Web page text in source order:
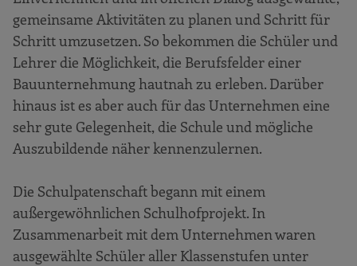
gemeinsame Aktivitäten zu planen und Schritt für
Schritt umzusetzen. So bekommen die Schüler und
Lehrer die Möglichkeit, die Berufsfelder einer
Bauunternehmung hautnah zu erleben. Darüber
hinaus ist es aber auch für das Unternehmen eine
sehr gute Gelegenheit, die Schule und mögliche
Auszubildende näher kennenzulernen.
Die Schulpatenschaft begann mit einem
außergewöhnlichen Schulhofprojekt. In
Zusammenarbeit mit dem Unternehmen waren
ausgewählte Schüler aller Klassenstufen unter